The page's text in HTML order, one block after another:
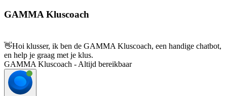
GAMMA Kluscoach
👋Hoi klusser, ik ben de GAMMA Kluscoach, een handige chatbot,
en help je graag met je klus.
GAMMA Kluscoach - Altijd bereikbaar